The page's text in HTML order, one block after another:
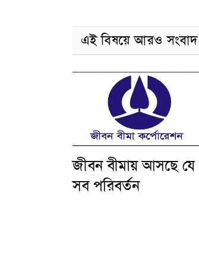
এই বিষয়ে আরও সংবাদ
জীবন বীমায় আসছে যে
সব পরিবর্তন